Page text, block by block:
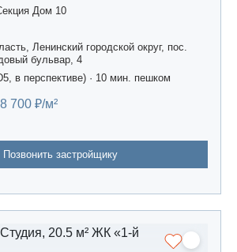
Дом 10
Ленинский городской округ, пос.
бульвар, 4
в перспективе) · 10 мин. пешком
700 ₽/м²
Позвонить застройщику